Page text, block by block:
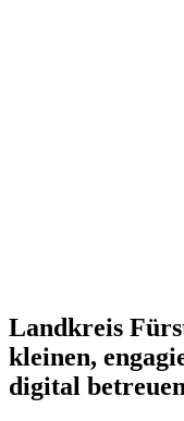
Landkreis
kleinen,
digital